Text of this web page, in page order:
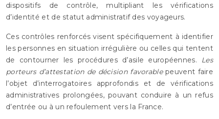
dispositifs de contrôle, multipliant les vérifications
d’identité et de statut administratif des voyageurs.
Ces contrôles renforcés visent spécifiquement à identifier
les personnes en situation irrégulière ou celles qui tentent
de contourner les procédures d’asile européennes. Les
porteurs d’attestation de décision favorablepeuvent faire
l’objet d’interrogatoires approfondis et de vérifications
administratives prolongées, pouvant conduire à un refus
d’entrée ou à un refoulement vers la France.